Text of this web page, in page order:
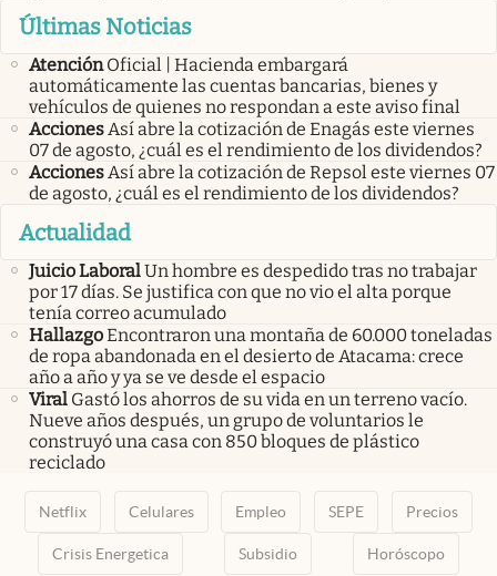
Últimas Noticias
Atención Oficial | Hacienda embargará
automáticamente las cuentas bancarias, bienes y
vehículos de quienes no respondan a este aviso final
AccionesAsí abre la cotización de Enagás este viernes
07 de agosto, ¿cuál es el rendimiento de los dividendos?
AccionesAsí abre la cotización de Repsol este viernes 07
de agosto, ¿cuál es el rendimiento de los dividendos?
Actualidad
Juicio LaboralUn hombre es despedido tras no trabajar
por 17 días. Se justifica con que no vio el alta porque
tenía correo acumulado
HallazgoEncontraron una montaña de 60.000 toneladas
de ropa abandonada en el desierto de Atacama: crece
año a año y ya se ve desde el espacio
Viral Gastó los ahorros de su vida en un terreno vacío.
Nueve años después, un grupo de voluntarios le
construyó una casa con 850 bloques de plástico
reciclado
Netflix Celulares Empleo SEPE Precios
Crisis Energetica Subsidio Horóscopo